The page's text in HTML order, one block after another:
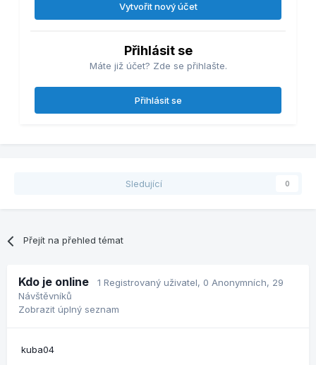
Vytvořit nový účet
Přihlásit se
Máte již účet? Zde se přihlašte.
Přihlásit se
Sledující 0
Přejít na přehled témat
Kdo je online 1 Registrovaný uživatel, 0 Anonymních, 29
Návštěvníků
Zobrazit úplný seznam
kuba04